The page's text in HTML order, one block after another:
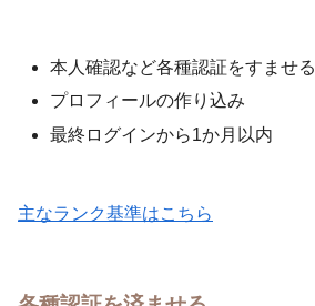
本人確認など各種認証をすませる
プロフィールの作り込み
最終ログインから1か月以内
主なランク基準はこちら